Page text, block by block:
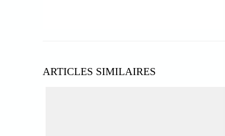
ARTICLES SIMILAIRES